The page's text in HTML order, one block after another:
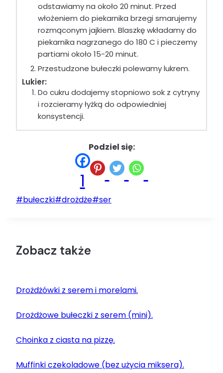
odstawiamy na około 20 minut. Przed
włożeniem do piekarnika brzegi smarujemy
rozmąconym jajkiem. Blaszkę wkładamy do
piekarnika nagrzanego do 180 C i pieczemy
partiami około 15-20 minut.
Przestudzone bułeczki polewamy lukrem.
Lukier:
Do cukru dodajemy stopniowo sok z cytryny
i rozcieramy łyżką do odpowiedniej
konsystencji.
Podziel się:
1
Tagi
#bułeczki#drożdże#ser
Zobacz także
Drożdżówki z serem i morelami.
Drożdżowe bułeczki z serem (mini).
Choinka z ciasta na pizzę.
Muffinki czekoladowe (bez użycia miksera).